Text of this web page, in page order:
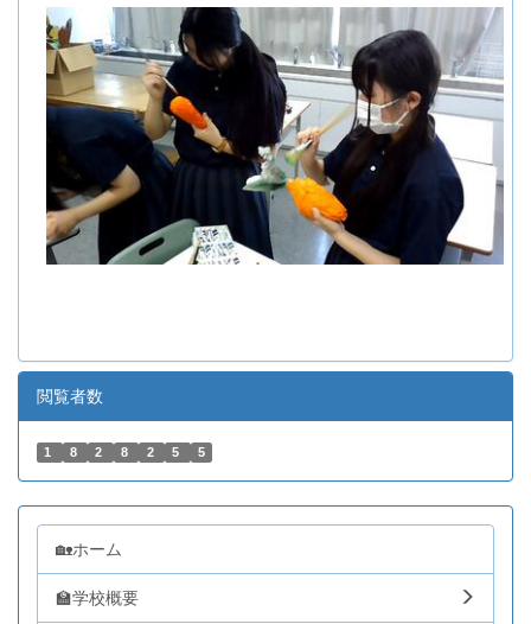
閲覧者数
1 8 2 8 2 5 5
🏡ホーム
🏫学校概要